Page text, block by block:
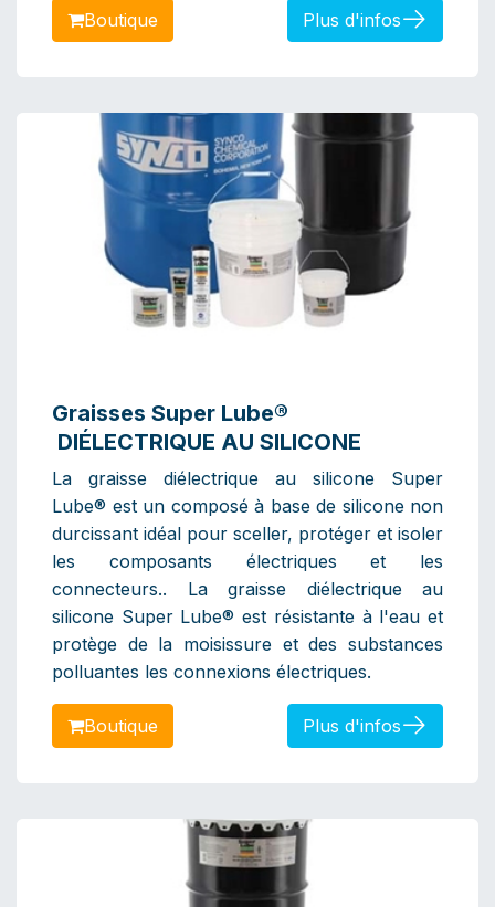
Boutiq​​​​​​ue Plus d'infos
Graisses Super Lube®
DIÉLECTRIQUE AU SILICONE
La graisse diélectrique au silicone Super
Lube® est un composé à base de silicone non
durcissant idéal pour sceller, protéger et isoler
les composants électriques et les
connecteurs.. La graisse diélectrique au
silicone Super Lube® est résistante à l'eau et
protège de la moisissure et des substances
polluantes les connexions électriques.
Bo​​​​​​utique Plus d'infos